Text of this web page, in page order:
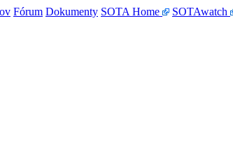
Fórum Dokumenty SOTA Home SOTAwatch